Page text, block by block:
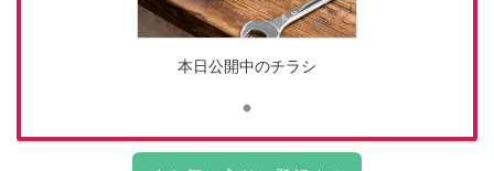
本日公開中のチラシ